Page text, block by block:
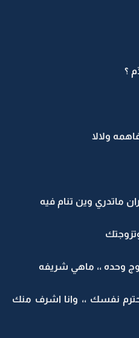
ولالا
وين تنام فيه
،، ماهي شريفه
نفسك ،، وانا اشرف منك